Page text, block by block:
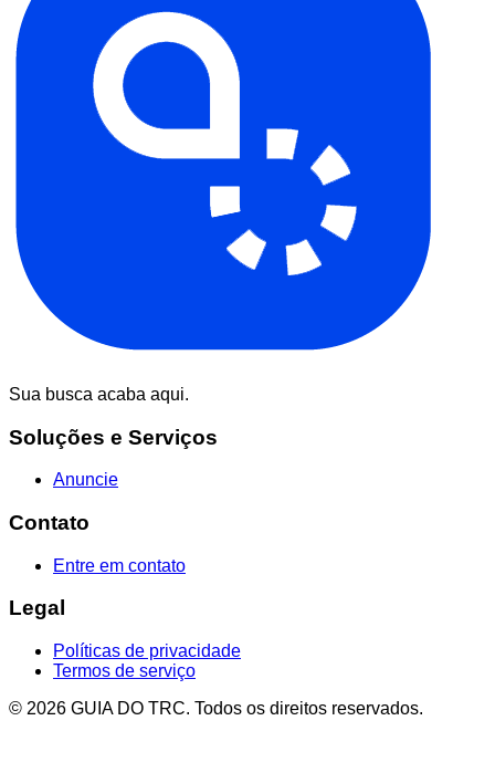
Sua busca acaba aqui.
Soluções e Serviços
Anuncie
Contato
Entre em contato
Legal
Políticas de privacidade
Termos de serviço
© 2026 GUIA DO TRC. Todos os direitos reservados.